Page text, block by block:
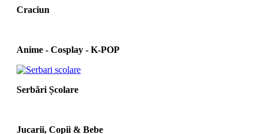
Craciun
Anime - Cosplay - K‑POP
Serbări Școlare
Jucarii, Copii & Bebe